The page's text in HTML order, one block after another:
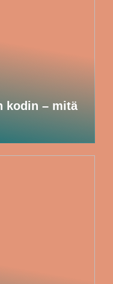
kodin – mitä